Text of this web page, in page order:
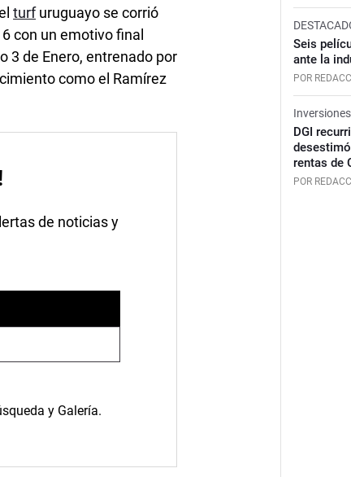
turfuruguayo se corrió
con un emotivo final
3 de Enero, entrenado por
como el Ramírez
de noticias y
y Galería.
Seis
ante la
POR
DGI
rentas de
POR